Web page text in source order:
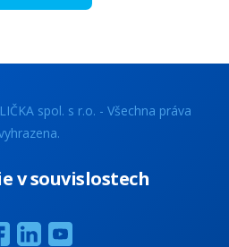
spol. s r.o. - Všechna práva
v souvislostech